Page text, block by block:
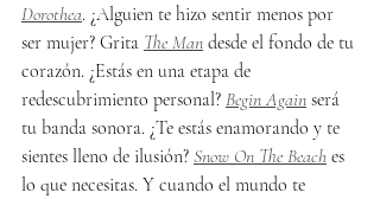
Dorothea. ¿Alguien te hizo sentir menos por
ser mujer? Grita The Man desde el fondo de tu
corazón. ¿Estás en una etapa de
redescubrimiento personal? Begin Again será
tu banda sonora. ¿Te estás enamorando y te
sientes lleno de ilusión? Snow On The Beach es
lo que necesitas. Y cuando el mundo te